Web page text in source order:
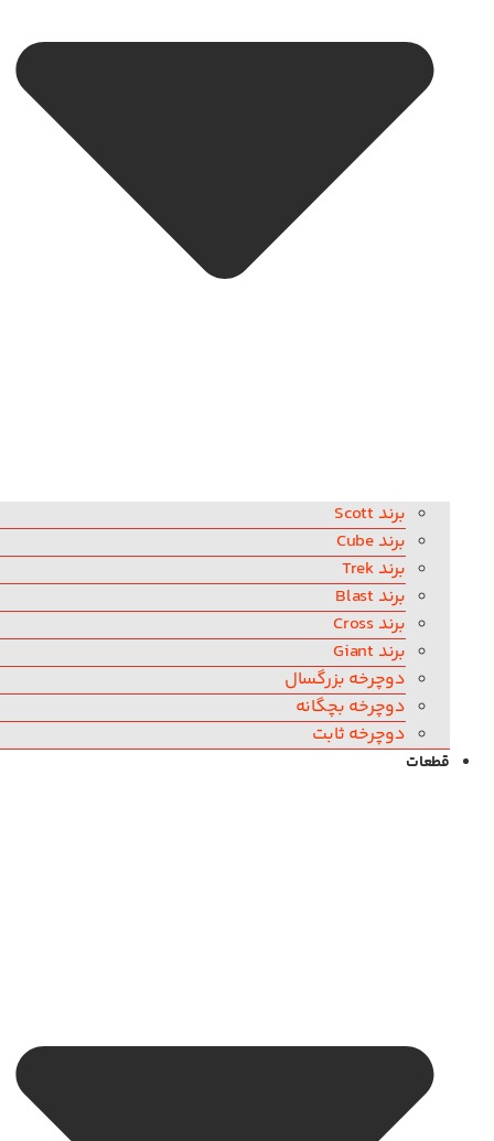
برند Scott
برند Cube
برند Trek
برند Blast
برند Cross
برند Giant
دوچرخه بزرگسال
دوچرخه بچگانه
دوچرخه ثابت
قطعات